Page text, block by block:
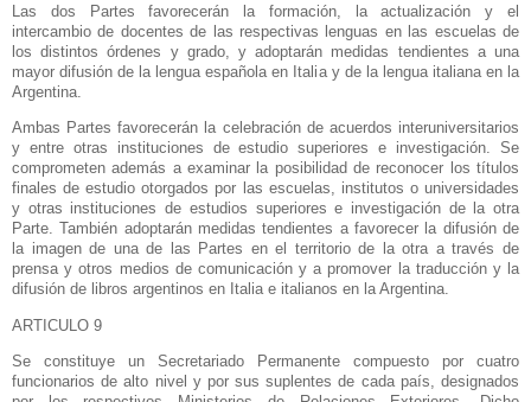
Las dos Partes favorecerán la formación, la actualización y el
intercambio de docentes de las respectivas lenguas en las escuelas de
los distintos órdenes y grado, y adoptarán medidas tendientes a una
mayor difusión de la lengua española en Italia y de la lengua italiana en la
Argentina.
Ambas Partes favorecerán la celebración de acuerdos interuniversitarios
y entre otras instituciones de estudio superiores e investigación. Se
comprometen además a examinar la posibilidad de reconocer los títulos
finales de estudio otorgados por las escuelas, institutos o universidades
y otras instituciones de estudios superiores e investigación de la otra
Parte. También adoptarán medidas tendientes a favorecer la difusión de
la imagen de una de las Partes en el territorio de la otra a través de
prensa y otros medios de comunicación y a promover la traducción y la
difusión de libros argentinos en Italia e italianos en la Argentina.
ARTICULO 9
Se constituye un Secretariado Permanente compuesto por cuatro
funcionarios de alto nivel y por sus suplentes de cada país, designados